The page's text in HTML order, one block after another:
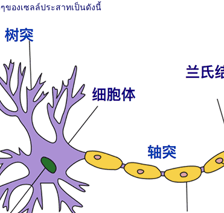
ของเซลล์ประสาทเป็นดังนี้